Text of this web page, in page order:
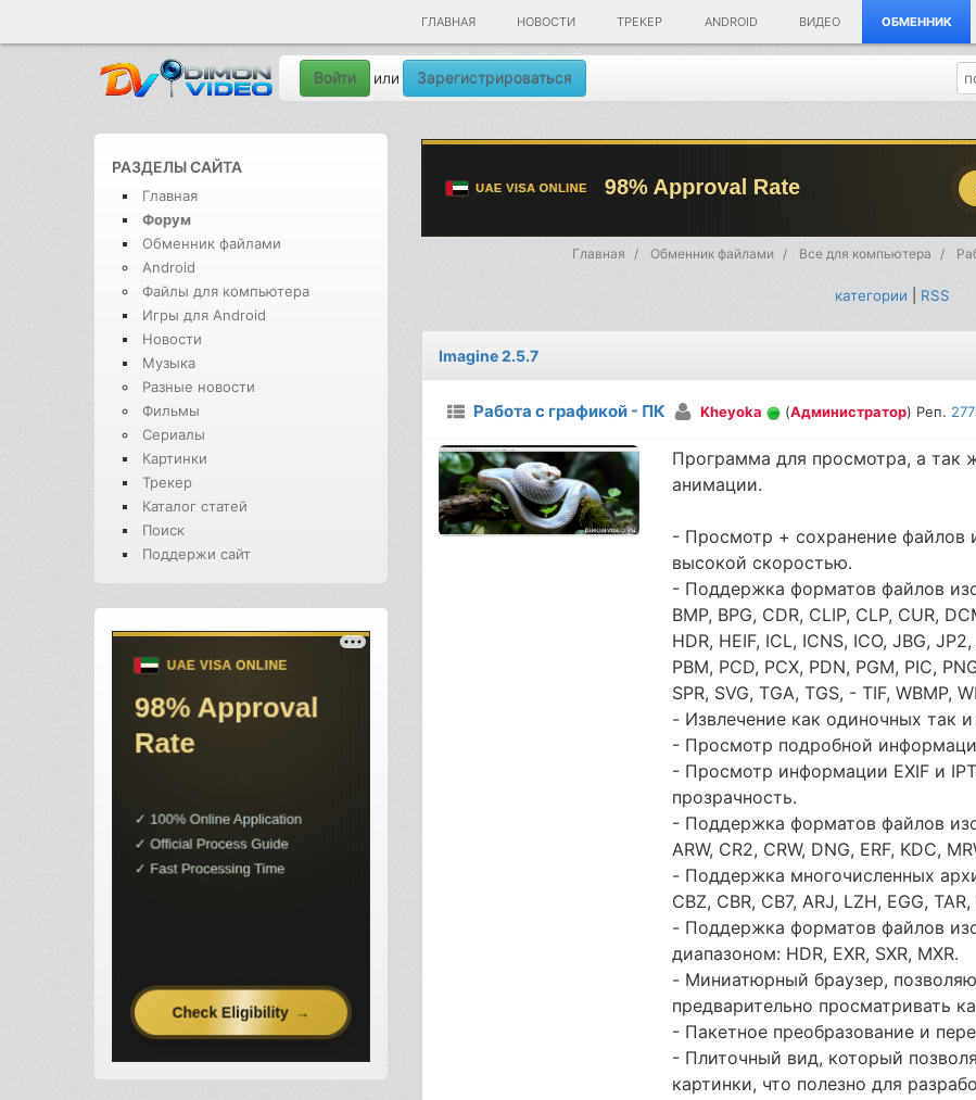
ГЛАВНАЯ НОВОСТИ ТРЕКЕР ANDROID ВИДЕО ОБМЕННИК
Войти или Зарегистрироваться
РАЗДЕЛЫ САЙТА
Главная
Форум
Обменник файлами
Android
Файлы для компьютера
Игры для Android
Новости
Музыка
Разные новости
Фильмы
Сериалы
Картинки
Трекер
Каталог статей
Поиск
Поддержи сайт
Главная Обменник файлами Все для компьютера
категории RSS
Imagine 2.5.7
Работа с графикой - ПК Kheyoka (Администратор) Реп.
Программа для просмотра, а так
анимации.
- Просмотр + сохранение файлов
высокой скоростью.
- Поддержка форматов файлов
BMP, BPG, CDR, CLIP, CLP, CUR,
HDR, HEIF, ICL, ICNS, ICO, JBG,
PBM, PCD, PCX, PDN, PGM, PIC,
SPR, SVG, TGA, TGS, - TIF, WBMP,
- Извлечение как одиночных так
- Просмотр подробной
- Просмотр информации EXIF и
прозрачность.
- Поддержка форматов файлов
ARW, CR2, CRW, DNG, ERF, KDC,
- Поддержка многочисленных
CBZ, CBR, CB7, ARJ, LZH, EGG, TAR,
- Поддержка форматов файлов
диапазоном: HDR, EXR, SXR, MXR.
- Миниатюрный браузер,
предварительно просматривать
- Пакетное преобразование и
- Плиточный вид, который
картинки, что полезно для